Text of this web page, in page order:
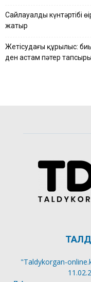
Сайлауалды күнтәртібі
жатыр
Жетісудағы құрылыс:
ден астам пәтер
"Taldykorgan-